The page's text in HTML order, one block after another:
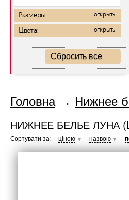
Размеры: открыть
Цвета: открыть
Сбросить все
Головна→ Нижнее
НИЖНЕЕ БЕЛЬЕ ЛУНА
Сортувати за: ціною ▼ назвою ▼